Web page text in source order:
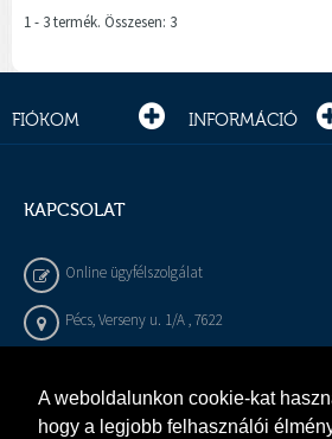
A weboldalunkon cookie-kat
hogy a legjobb felhasználói
1 - 3 termék. Összesen: 3
FIÓKOM INFORMÁCIÓ
KAPCSOLAT
Online ügyfélszolgálat
Pécs, Verseny u. 1/A , 7622
info@gepeszbolt.hu